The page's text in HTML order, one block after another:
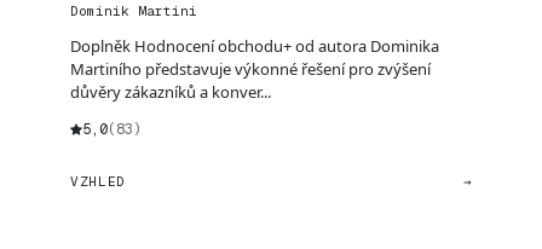
Dominik Martini
Doplněk Hodnocení obchodu+ od autora Dominika
Martiního představuje výkonné řešení pro zvýšení
důvěry zákazníků a konver...
5,0(83)
VZHLED →